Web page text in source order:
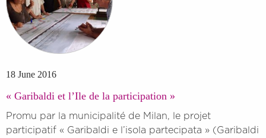
18 June 2016
« Garibaldi et l’Ile de la participation »
Promu par la municipalité de Milan, le projet
participatif « Garibaldi e l’isola partecipata » (Garibaldi